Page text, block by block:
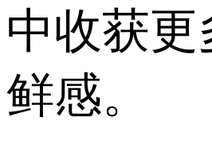
中收获更
鲜感。